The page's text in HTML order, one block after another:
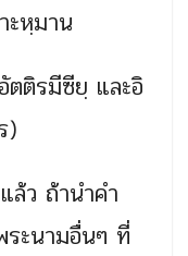
ะหฺมาน
ตติรมีซียฺ และอิ
)
ล้ว ถ้านำคำ
ระนามอื่นๆ ที่